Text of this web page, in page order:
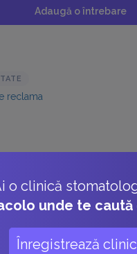
Adaugă o întrebare
o clinică
unde te
Înregistrează